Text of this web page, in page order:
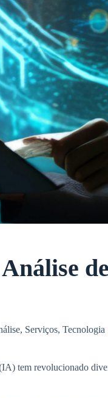
, Serviços, Tecnologia
tem revolucionado